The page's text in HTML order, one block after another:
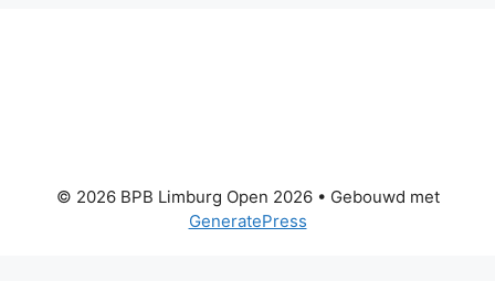
© 2026 BPB Limburg Open 2026• Gebouwd met
GeneratePress